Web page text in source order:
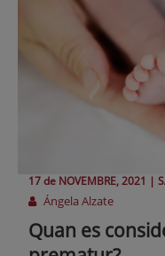
17 de NOVEMBRE, 2021 |
Ángela Alzate
Quan es